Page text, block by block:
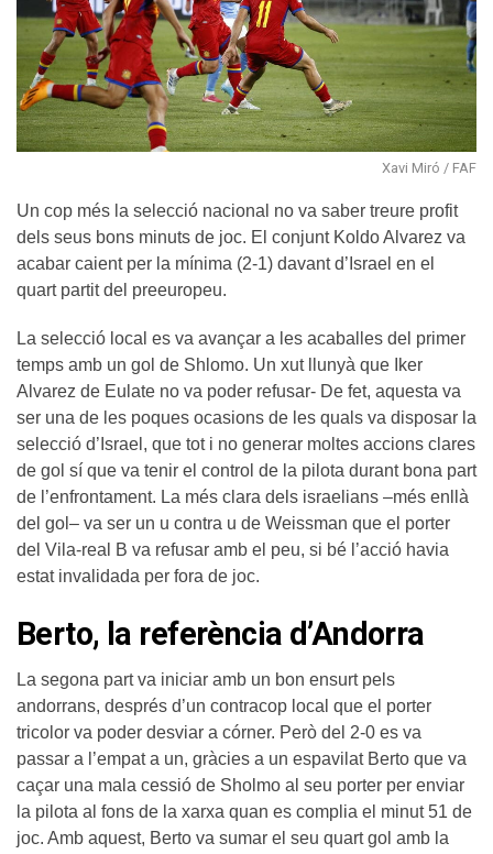
Xavi Miró / FAF
Un cop més la selecció nacional no va saber treure profit
dels seus bons minuts de joc. El conjunt Koldo Alvarez va
acabar caient per la mínima (2-1) davant d’Israel en el
quart partit del preeuropeu.
La selecció local es va avançar a les acaballes del primer
temps amb un gol de Shlomo. Un xut llunyà que Iker
Alvarez de Eulate no va poder refusar- De fet, aquesta va
ser una de les poques ocasions de les quals va disposar la
selecció d’Israel, que tot i no generar moltes accions clares
de gol sí que va tenir el control de la pilota durant bona part
de l’enfrontament. La més clara dels israelians –més enllà
del gol– va ser un u contra u de Weissman que el porter
del Vila-real B va refusar amb el peu, si bé l’acció havia
estat invalidada per fora de joc.
Berto, la referència d’Andorra
La segona part va iniciar amb un bon ensurt pels
andorrans, després d’un contracop local que el porter
tricolor va poder desviar a córner. Però del 2-0 es va
passar a l’empat a un, gràcies a un espavilat Berto que va
caçar una mala cessió de Sholmo al seu porter per enviar
la pilota al fons de la xarxa quan es complia el minut 51 de
joc. Amb aquest, Berto va sumar el seu quart gol amb la